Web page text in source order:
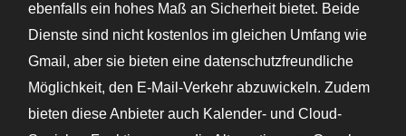
ebenfalls ein hohes Maß an Sicherheit bietet. Beide
Dienste sind nicht kostenlos im gleichen Umfang wie
Gmail, aber sie bieten eine datenschutzfreundliche
Möglichkeit, den E-Mail-Verkehr abzuwickeln. Zudem
bieten diese Anbieter auch Kalender- und Cloud-